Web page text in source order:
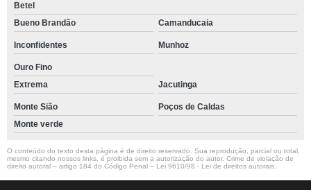
Betel
Bueno Brandão
Camanducaia
Inconfidentes Munhoz
Ouro Fino
Extrema
Jacutinga
Monte Sião
Poços de Caldas
Monte verde
O conteúdo do texto desta página é de direito reservado. Sua reprodução, parcial ou total,
mesmo citando nossos links, é proibida sem a autorização do autor. Crime de violação de
direito autoral – artigo 184 do Código Penal – Lei 9610/98 - Lei de direitos autorais